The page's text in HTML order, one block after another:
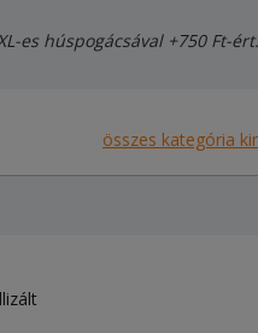
es húspogácsával +750 Ft-ért.
összes kategória